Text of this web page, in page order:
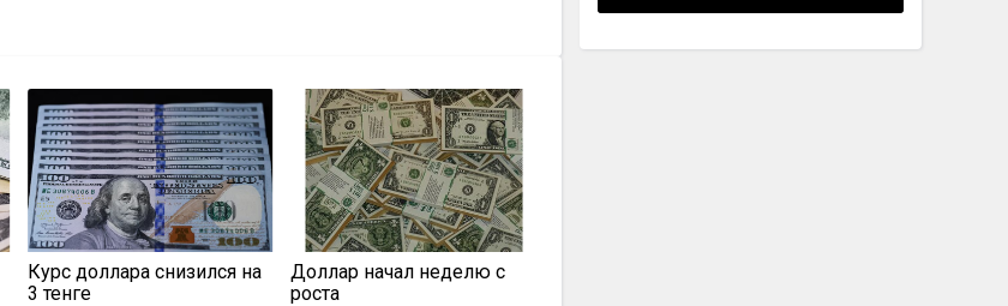
Курс доллара снизился на
3 тенге
Доллар начал неделю с
роста